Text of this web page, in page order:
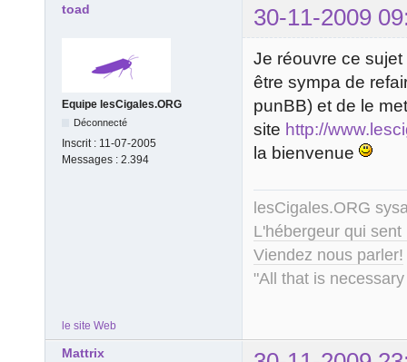
toad 30-11-2009
Equipe lesCigales.ORG
Déconnecté
Inscrit : 11-07-2005
Messages : 2.394
Je réouvre ce
être sympa de
punBB) et de le
site http://
la bienvenue
lesCigales.ORG
L'hébergeur qui
Viendez nous parler!
"All that is
le site Web
Mattrix